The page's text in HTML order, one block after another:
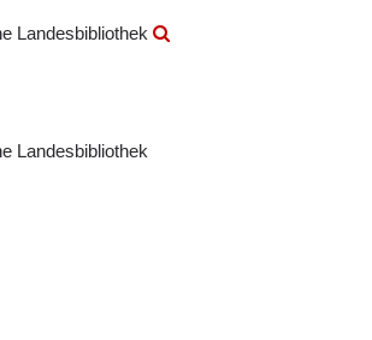
Landesbibliothek
Landesbibliothek